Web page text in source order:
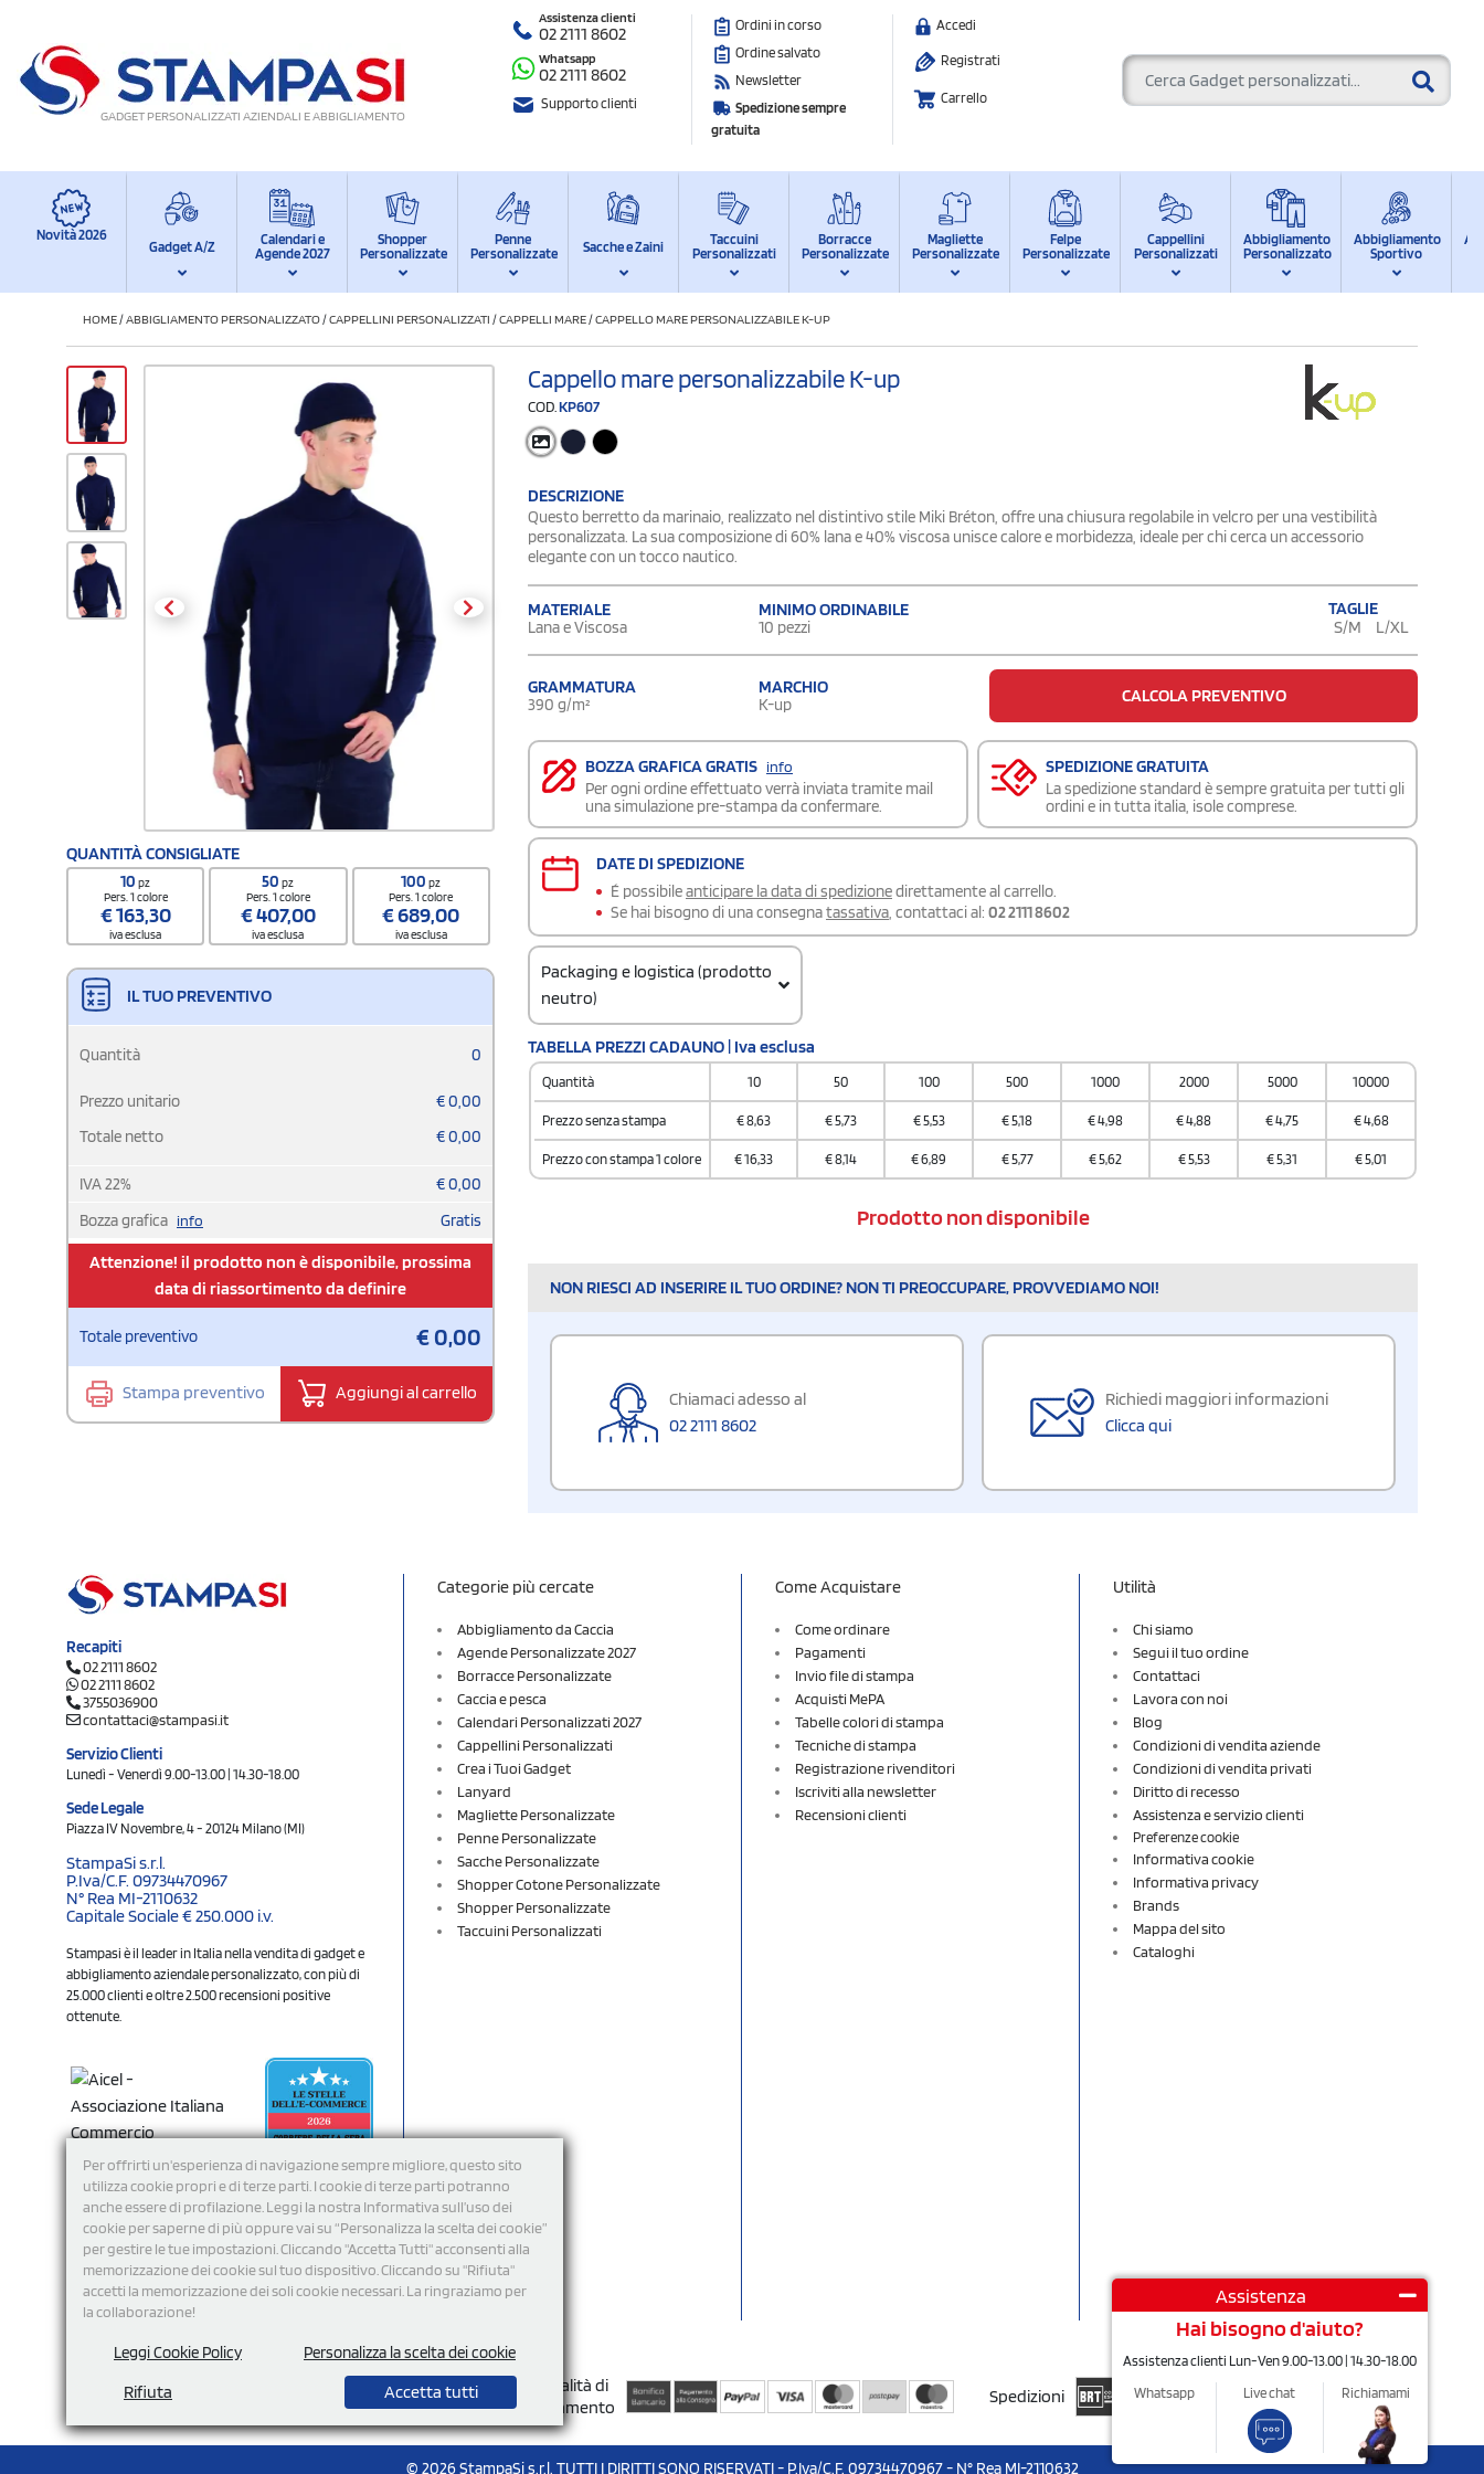
Per offrirti un'esperienza di navigazione sempre migliore, questo sito
utilizza cookie propri e di terze parti. I cookie di terze parti potranno
anche essere di profilazione. Leggi la nostra Informativa sull’uso dei
cookie per saperne di più oppure vai su “Personalizza la scelta dei cookie”
per gestire le tue impostazioni. Cliccando "Accetta Tutti" acconsenti alla
memorizzazione dei cookie sul tuo dispositivo. Cliccando su "Rifiuta"
accetti la memorizzazione dei soli cookie necessari. La ringraziamo per
la collaborazione!
Leggi Cookie Policy Personalizza la scelta dei cookie
Rifiuta Accetta tutti
GADGET PERSONALIZZATI AZIENDALI E ABBIGLIAMENTO
Assistenza clienti
02 2111 8602
Whatsapp
02 2111 8602
Supporto clienti
Ordini in corso
Ordine salvato
Newsletter
Spedizione sempre
gratuita
Accedi
Registrati
Carrello
Novità 2026
Gadget A/Z
Calendari e
Agende 2027
Shopper
Personalizzate
Penne
Personalizzate
Sacche e Zaini
Taccuini
Personalizzati
Borracce
Personalizzate
Magliette
Personalizzate
Felpe
Personalizzate
Cappellini
Personalizzati
Abbigliamento
Personalizzato
Abbigliamento
Sportivo
HOME/ABBIGLIAMENTO PERSONALIZZATO/CAPPELLINI PERSONALIZZATI /CAPPELLI MARE/CAPPELLO MARE PERSONALIZZABILE K-UP
QUANTITÀ CONSIGLIATE
10pz
Pers. 1 colore
€163,30
iva esclusa
50pz
Pers. 1 colore
€407,00
iva esclusa
100pz
Pers. 1 colore
€689,00
iva esclusa
IL TUO PREVENTIVO
Quantità 0
Prezzo unitario €0,00
Totale netto
€0,00
IVA22% €0,00
Bozza grafica info Gratis
Attenzione! il prodotto non è disponibile, prossima
data di riassortimento da definire
Totale preventivo €0,00
Stampa preventivo Aggiungi al carrello
Cappello mare personalizzabile K-up
COD. KP607
DESCRIZIONE
Questo berretto da marinaio, realizzato nel distintivo stile Miki Bréton, offre una chiusura regolabile in velcro per una vestibilità
personalizzata. La sua composizione di 60% lana e 40% viscosa unisce calore e morbidezza, ideale per chi cerca un accessorio
elegante con un tocco nautico.
MATERIALE
Lana e Viscosa
MINIMO ORDINABILE
10 pezzi
TAGLIE
S/M
L/XL
GRAMMATURA
390 g/m²
MARCHIO
K-up CALCOLA PREVENTIVO
BOZZA GRAFICA GRATIS info
Per ogni ordine effettuato verrà inviata tramite mail
una simulazione pre-stampa da confermare.
SPEDIZIONE GRATUITA
La spedizione standard è sempre gratuita per tutti gli
ordini e in tutta italia, isole comprese.
DATE DI SPEDIZIONE
É possibileanticipare la data di spedizionedirettamente al carrello.
Se hai bisogno di una consegnatassativa , contattaci al: 02 2111 8602
Packaging e logistica (prodotto
neutro)
65050090
TABELLA PREZZI CADAUNO | Iva esclusa
Quantità 10 50 100 500 1000 2000 5000 10000
Prezzo senza stampa €8,63 €5,73 €5,53 €5,18 €4,98 €4,88 €4,75 €4,68
Prezzo con stampa 1 colore €16,33 €8,14 €6,89 €5,77 €5,62 €5,53 €5,31 €5,01
Prodotto non disponibile
NON RIESCI AD INSERIRE IL TUO ORDINE? NON TI PREOCCUPARE, PROVVEDIAMO NOI!
Chiamaci adesso al
02 2111 8602
Richiedi maggiori informazioni
Clicca qui
Recapiti
02 2111 8602
02 2111 8602
3755036900
contattaci@stampasi.it
Servizio Clienti
Lunedì - Venerdì 9.00-13.00 | 14.30-18.00
Sede Legale
Piazza IV Novembre, 4 - 20124 Milano (MI)
StampaSi s.r.l.
P.Iva/C.F. 09734470967
N° Rea MI-2110632
Capitale Sociale € 250.000 i.v.
Stampasi è il leader in Italia nella vendita di gadget e
abbigliamento aziendale personalizzato, con più di
25.000 clienti e oltre 2.500 recensioni positive
ottenute.
Seguici
Categorie più cercate
Abbigliamento da Caccia
Agende Personalizzate 2027
Borracce Personalizzate
Caccia e pesca
Calendari Personalizzati 2027
Cappellini Personalizzati
Crea i Tuoi Gadget
Lanyard
Magliette Personalizzate
Penne Personalizzate
Sacche Personalizzate
Shopper Cotone Personalizzate
Shopper Personalizzate
Taccuini Personalizzati
Come Acquistare
Come ordinare
Pagamenti
Invio file di stampa
Acquisti MePA
Tabelle colori di stampa
Tecniche di stampa
Registrazione rivenditori
Iscriviti alla newsletter
Recensioni clienti
Utilità
Chi siamo
Segui il tuo ordine
Contattaci
Lavora con noi
Blog
Condizioni di vendita aziende
Condizioni di vendita privati
Diritto di recesso
Assistenza e servizio clienti
Preferenze cookie
Informativa cookie
Informativa privacy
Brands
Mappa del sito
Cataloghi
Modalità di
Pagamento
Spedizioni
© 2026 StampaSi s.r.l. TUTTI I DIRITTI SONO RISERVATI - P.Iva/C.F. 09734470967 - N° Rea MI-2110632
Assistenza
Hai bisogno d'aiuto?
Assistenza clienti Lun-Ven 9.00-13.00 | 14.30-18.00
Whatsapp
Live chat Richiamami